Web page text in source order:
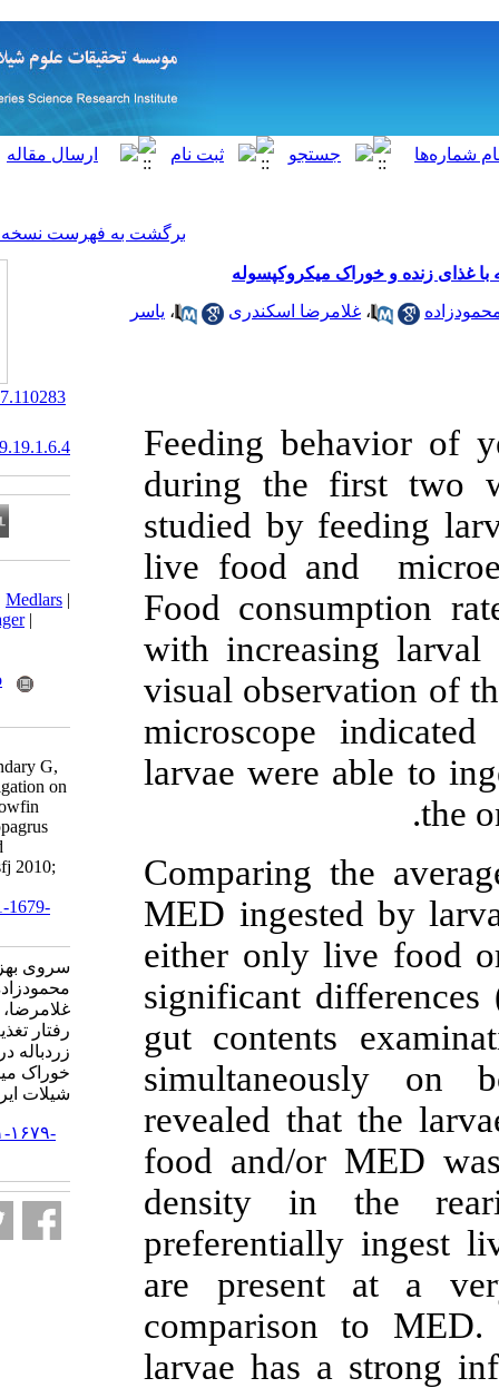
برگشت به فهرست نسخه ها
اسکندری ،یاسر
Feeding
during
studied
live food
Food
with
visual
larvae
MED
either
gut
revealed
food
density
are
larvae
‎ 10.22092/ISFJ.2017.110283
20.1001.1.10261354.1389.19.1.6.4
Download citation:
BibTeX | EndNote |Medlars|
ProCite
Reference Manager|
Zotero
Sarvi B, Matinfar A,
Mahmoudzadeh H, Eskandary G,
Abdollah Tabar Y. Investigation on
feeding behaviour of Yellowfin
seabream larvae, Acanthopagrus
microencapsulated diet. isfj 2010;
URL:
http://isfj.ir/article-1-1679-
سروی بهزاد، متین فر عباس،
محمودزاده همایون، اسکندری
غلامرضا، عبداله تبار یاسر. بررسی
رفتار تغذیه ای لاروماهی شانک
زردباله در تغذیه با غذای زنده و
خوراک میکروکپسوله. مجله علمي
شيلات ايران. ۱۳۸۹; ۱۹ (۱) :۵۱-۶۴
URL:http://isfj.ir/article-۱-۱۶۷۹-